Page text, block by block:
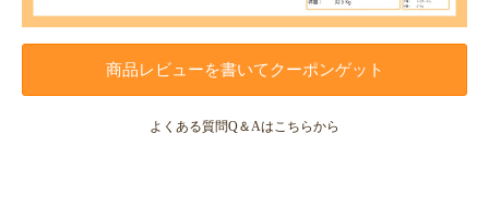
商品レビューを書いてクーポンゲット
よくある質問Q＆Aはこちらから